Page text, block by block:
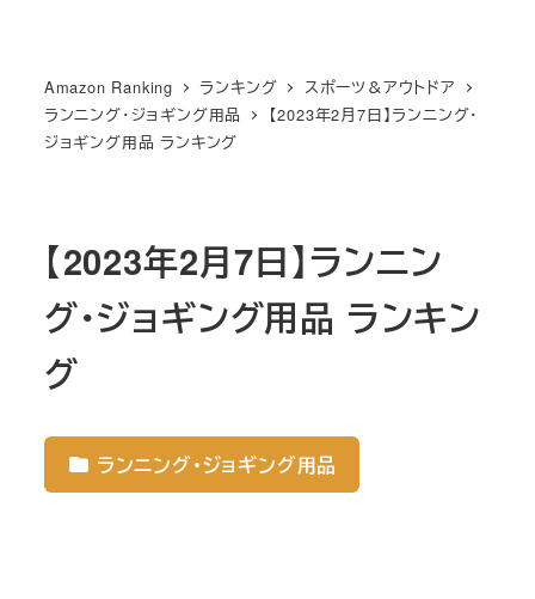
Amazon Ranking ランキング
スポーツ＆アウトドア
ランニング・ジョギング用品
【2023年2月7日】ランニング・
ジョギング用品 ランキング
【2023年2月7日】ランニン
グ・ジョギング用品 ランキン
グ
ランニング・ジョギング用品